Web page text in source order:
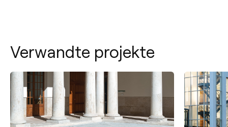
Verwandte projekte